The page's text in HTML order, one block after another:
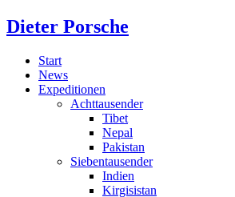
Dieter Porsche
Start
News
Expeditionen
Achttausender
Tibet
Nepal
Pakistan
Siebentausender
Indien
Kirgisistan